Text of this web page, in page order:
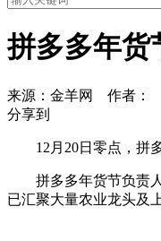
拼多多年货
来源：金羊网 作者：
分享到
12月20日零点，拼
拼多多年货节负责
已汇聚大量农业龙头及